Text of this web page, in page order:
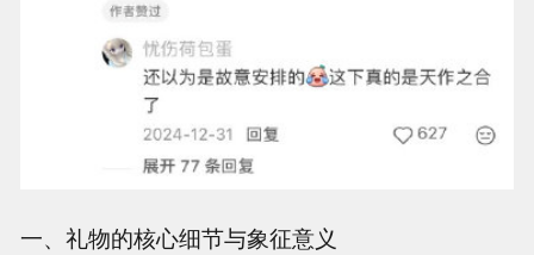
一、礼物的核心细节与象征意义